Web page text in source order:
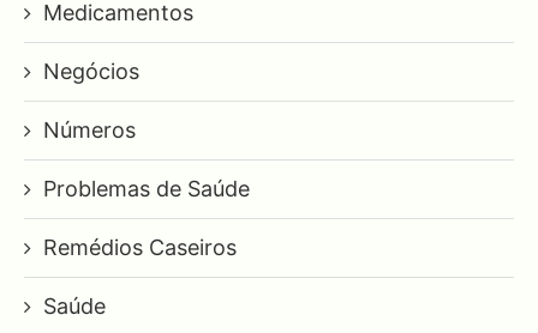
Medicamentos
Negócios
Números
Problemas de Saúde
Remédios Caseiros
Saúde